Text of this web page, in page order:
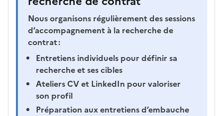
Nous organisons régulièrement des sessions
d’accompagnement à la recherche de
contrat :
Entretiens individuels pour définir sa
recherche et ses cibles
Ateliers CV et LinkedIn pour valoriser
son profil
Préparation aux entretiens d’embauche